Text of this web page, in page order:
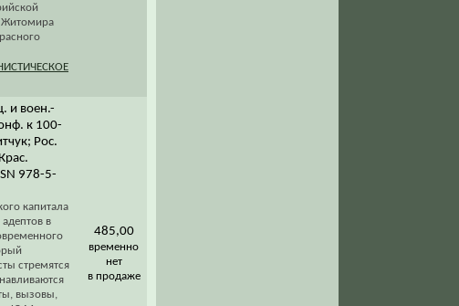
Житомира
и воен.-
к 100-
Рос.
978-5-
капитала
в
стремятся
вызовы,
485,00
временно
нет
в продаже